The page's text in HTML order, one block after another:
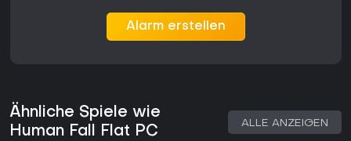
Alarm erstellen
Ähnliche Spiele wie
Human Fall Flat PC
ALLE ANZEIGEN